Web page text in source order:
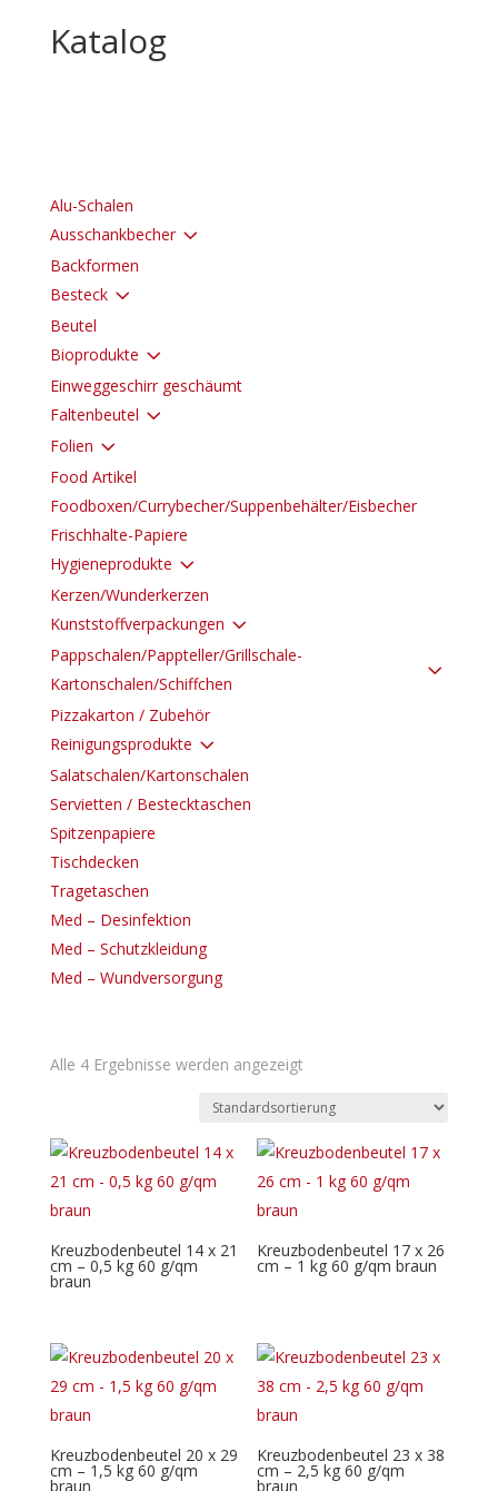
Katalog
Alu-Schalen
Ausschankbecher3
Backformen
Besteck3
Beutel
Bioprodukte 3
Einweggeschirr geschäumt
Faltenbeutel 3
Folien 3
Food Artikel
Foodboxen/Currybecher/Suppenbehälter/Eisbecher
Frischhalte-Papiere
Hygieneprodukte 3
Kerzen/Wunderkerzen
Kunststoffverpackungen 3
Pappschalen/Pappteller/Grillschale-
Kartonschalen/Schiffchen
3
Pizzakarton / Zubehör
Reinigungsprodukte 3
Salatschalen/Kartonschalen
Servietten / Bestecktaschen
Spitzenpapiere
Tischdecken
Tragetaschen
Med – Desinfektion
Med – Schutzkleidung
Med – Wundversorgung
Alle 4 Ergebnisse werden angezeigt
Kreuzbodenbeutel 14 x 21
cm – 0,5 kg 60 g/qm
braun
Kreuzbodenbeutel 17 x 26
cm – 1 kg 60 g/qm braun
Kreuzbodenbeutel 20 x 29
cm – 1,5 kg 60 g/qm
braun
Kreuzbodenbeutel 23 x 38
cm – 2,5 kg 60 g/qm
braun